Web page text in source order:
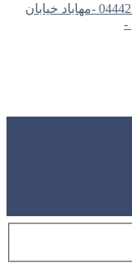
09306824321-04442237893 -مهاباد خیابان
-